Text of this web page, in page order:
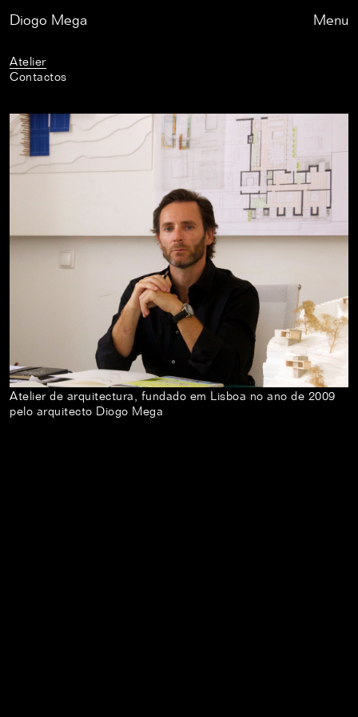
Diogo Mega Menu
Trabalhos
Exposições
Índice
Notícias
Atelier
Contactos
Atelier de arquitectura, fundado em Lisboa no ano de 2009
pelo arquitecto Diogo Mega